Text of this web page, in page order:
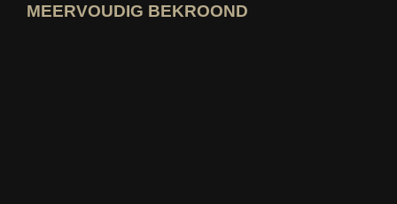
MEERVOUDIG BEKROOND